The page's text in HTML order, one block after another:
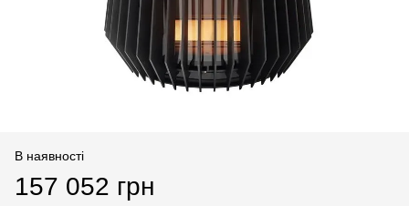
В наявності
157 052 грн